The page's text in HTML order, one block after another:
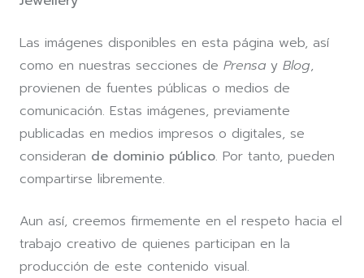
Las imágenes disponibles en esta página web, así
como en nuestras secciones de Prensa y Blog,
provienen de fuentes públicas o medios de
comunicación. Estas imágenes, previamente
publicadas en medios impresos o digitales, se
consideran de dominio público. Por tanto, pueden
compartirse libremente.
Aun así, creemos firmemente en el respeto hacia el
trabajo creativo de quienes participan en la
producción de este contenido visual.